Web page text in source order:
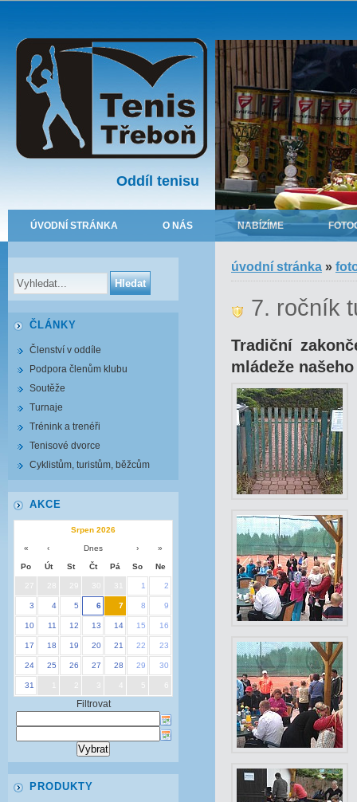
Oddíl tenisu
ÚVODNÍ STRÁNKA O NÁS NABÍZÍME
úvodní stránka »
7. ročník
Tradiční
mládeže
ČLÁNKY
Členství v oddíle
Podpora členům klubu
Soutěže
Turnaje
Trénink a trenéři
Tenisové dvorce
Cyklistům, turistům, běžcům
AKCE
Srpen 2026
« ‹ Dnes › »
Po Út St Čt Pá So Ne
27 29 30 31 1 2
3 4 5 6 7 8 9
10 11 12 13 14 15 16
17 18 19 20 21 22 23
24 25 26 27 28 29 30
31 3 5
Filtrovat
PRODUKTY